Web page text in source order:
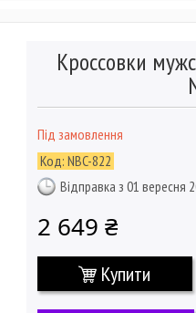
Кроссовки
Під замовлення
Код: NBC-822
Відправка з 01 вересня
2 649 ₴
Купити